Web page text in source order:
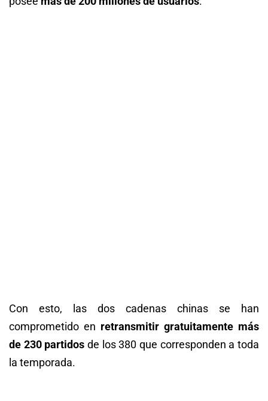
Con esto, las dos cadenas chinas se han
comprometido en retransmitir gratuitamente más
de 230 partidos de los 380 que corresponden a toda
la temporada.